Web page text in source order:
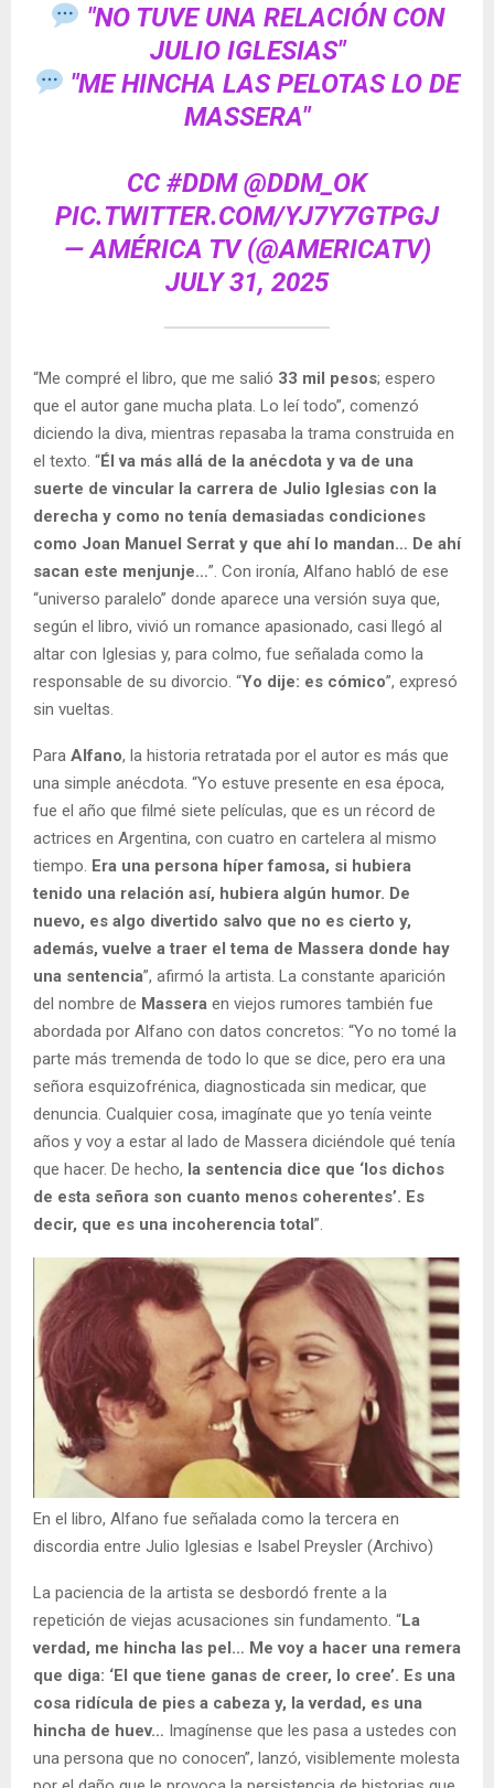
"NO TUVE UNA RELACIÓN CON
JULIO IGLESIAS"
"ME HINCHA LAS PELOTAS LO DE
MASSERA"
CC#DDM @DDM_OK
PIC.TWITTER.COM/YJ7Y7GTPGJ
— AMÉRICA TV (@AMERICATV)
JULY 31, 2025
“Me compré el libro, que me salió 33 mil pesos; espero
que el autor gane mucha plata. Lo leí todo”, comenzó
diciendo la diva, mientras repasaba la trama construida en
el texto. “Él va más allá de la anécdota y va de una
suerte de vincular la carrera de Julio Iglesias con la
derecha y como no tenía demasiadas condiciones
como Joan Manuel Serrat y que ahí lo mandan… De ahí
sacan este menjunje…”. Con ironía, Alfano habló de ese
“universo paralelo” donde aparece una versión suya que,
según el libro, vivió un romance apasionado, casi llegó al
altar con Iglesias y, para colmo, fue señalada como la
responsable de su divorcio. “Yo dije: es cómico”, expresó
sin vueltas.
Para Alfano, la historia retratada por el autor es más que
una simple anécdota. “Yo estuve presente en esa época,
fue el año que filmé siete películas, que es un récord de
actrices en Argentina, con cuatro en cartelera al mismo
tiempo. Era una persona híper famosa, si hubiera
tenido una relación así, hubiera algún humor. De
nuevo, es algo divertido salvo que no es cierto y,
además, vuelve a traer el tema de Massera donde hay
una sentencia”, afirmó la artista. La constante aparición
del nombre de Massera en viejos rumores también fue
abordada por Alfano con datos concretos: “Yo no tomé la
parte más tremenda de todo lo que se dice, pero era una
señora esquizofrénica, diagnosticada sin medicar, que
denuncia. Cualquier cosa, imagínate que yo tenía veinte
años y voy a estar al lado de Massera diciéndole qué tenía
que hacer. De hecho, la sentencia dice que ‘los dichos
de esta señora son cuanto menos coherentes’. Es
decir, que es una incoherencia total”.
En el libro, Alfano fue señalada como la tercera en
discordia entre Julio Iglesias e Isabel Preysler (Archivo)
La paciencia de la artista se desbordó frente a la
repetición de viejas acusaciones sin fundamento. “La
verdad, me hincha las pel… Me voy a hacer una remera
que diga: ‘El que tiene ganas de creer, lo cree’. Es una
cosa ridícula de pies a cabeza y, la verdad, es una
hincha de huev… Imagínense que les pasa a ustedes con
una persona que no conocen”, lanzó, visiblemente molesta